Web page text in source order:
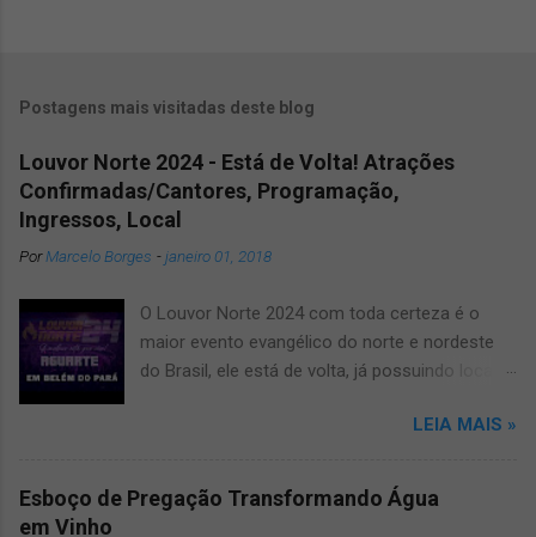
Postagens mais visitadas deste blog
Louvor Norte 2024 - Está de Volta! Atrações
Confirmadas/Cantores, Programação,
Ingressos, Local
PorMarcelo Borges -janeiro 01, 2018
O Louvor Norte 2024 com toda certeza é o
maior evento evangélico do norte e nordeste
do Brasil, ele está de volta, já possuindo local
novíssimo estádio Mangueirão. Informamos
festivais de musicas evangélicas teve que dar
uma pausa, mas agora voltará a todo vapor,
LEIA MAIS »
Esboço de Pregação Transformando Água
em Vinho